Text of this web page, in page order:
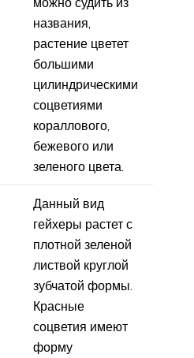
названия,
растение цветет
большими
цилиндрическими
соцветиями
кораллового,
бежевого или
зеленого цвета.
Данный вид
гейхеры растет с
плотной зеленой
листвой круглой
зубчатой формы.
Красные
соцветия имеют
форму